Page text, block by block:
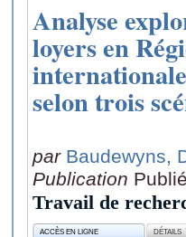
Analyse
loyers en
selon trois
par Baudewyns,
Publication
Travail de
ACCÈS EN LIGNE DÉTAILS